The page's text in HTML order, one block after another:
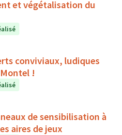
et végétalisation du
conviviaux, ludiques
!
de sensibilisation à
aires de jeux